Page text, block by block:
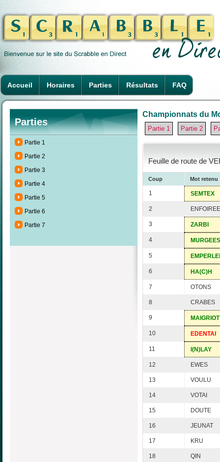
Accueil Horaires Parties Résultats FAQ
Parties
Partie 1
Partie 2
Partie 3
Partie 4
Partie 5
Partie 6
Partie 7
Championnats du
Partie 1 Partie 2
Feuille de route de
Coup Mot retenu
1 SEMTEX
2 ENFOIREE
3 ZARBI
4 MURGEES
5
6 HA(C)H
7 OTONS
8 CRABES
9 MAIGRIOT
10 EDENTAI
11 I(N)LAY
12 EWES
13 VOULU
14 VOTAI
15 DOUTE
16 JEUNAT
17 KRU
18 QIN